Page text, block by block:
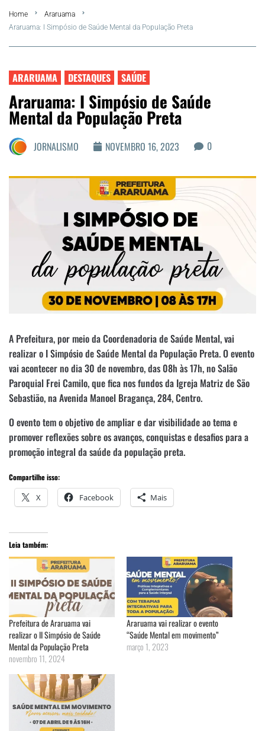
FLA Araru 2026
Região dos Lagos
Agenda Cultural
Colunistas
Matérias Exclusivas
Home
Araruama
Araruama: I Simpósio de Saúde Mental da População Preta
ARARUAMA DESTAQUES SAÚDE
Araruama: I Simpósio de Saúde
Mental da População Preta
JORNALISMO NOVEMBRO 16, 2023 0
A Prefeitura, por meio da Coordenadoria de Saúde Mental, vai
realizar o I Simpósio de Saúde Mental da População Preta. O evento
vai acontecer no dia 30 de novembro, das 08h às 17h, no Salão
Paroquial Frei Camilo, que fica nos fundos da Igreja Matriz de São
Sebastião, na Avenida Manoel Bragança, 284, Centro.
O evento tem o objetivo de ampliar e dar visibilidade ao tema e
promover reflexões sobre os avanços, conquistas e desafios para a
promoção integral da saúde da população preta.
Compartilhe isso:
X Facebook Mais
Leia também:
Prefeitura de Araruama vai
realizar o II Simpósio de Saúde
Mental da População Preta
novembro 11, 2024
Araruama vai realizar o evento
“Saúde Mental em movimento”
março 1, 2023